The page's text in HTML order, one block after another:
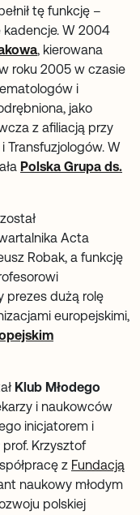
tę funkcję –
W 2004
, kierowana
roku 2005 w czasie
i
jako
z afiliacją przy
Transfuzjologów. W
Polska Grupa ds.
Acta
Robak, a funkcję
prezes dużą rolę
europejskimi,
Klub Młodego
i naukowców
inicjatorem i
Krzysztof
z Fundacją
naukowy młodym
polskiej